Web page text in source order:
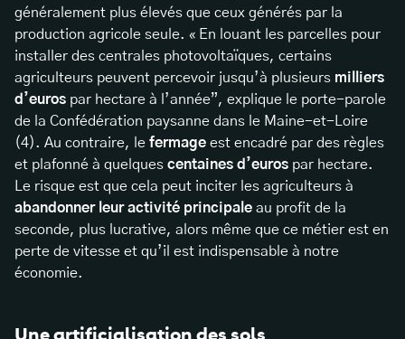
généralement plus élevés que ceux générés par la
production agricole seule. « En louant les parcelles pour
installer des centrales photovoltaïques, certains
agriculteurs peuvent percevoir jusqu’à plusieurs milliers
d’euros par hectare à l’année”, explique le porte-parole
de la Confédération paysanne dans le Maine-et-Loire
(4). Au contraire, le fermage est encadré par des règles
et plafonné à quelques centaines d’euros par hectare.
Le risque est que cela peut inciter les agriculteurs à
abandonner leur activité principale au profit de la
seconde, plus lucrative, alors même que ce métier est en
perte de vitesse et qu’il est indispensable à notre
économie.